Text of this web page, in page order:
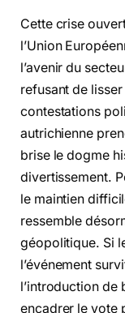
Cette crise
l’Union
l’avenir du
refusant de
contestations
autrichienne
brise le dogme
divertissement.
le maintien
ressemble
géopolitique. Si
l’événement
l’introduction de
encadrer le vote